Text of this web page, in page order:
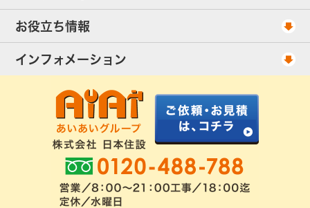
当社が選ばれる理由
出張エリア
アンテナ工事・料金
UHFアンテナ工事・料金
配線ケーブル追加工事・料金
アンテナ工事社長のブログ
アンテナ工事スケジュール
お役立ち情報
ご相談事例
アンテナの種類
工事について
良くあるアンテナ修理
インフォメーション
お客様の声
工事依頼・お見積りフォーム